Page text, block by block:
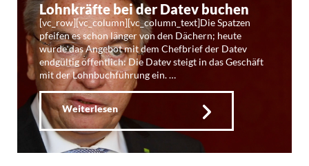
Lohnkräfte bei der Datev buchen
[vc_row][vc_column][vc_column_text]Die Spatzen
pfeifen es schon länger von den Dächern; heute
wurde das Angebot mit dem Chefbrief der Datev
endgültig öffentlich: Die Datev steigt in das Geschäft
mit der Lohnbuchführung ein. …
Weiterlesen